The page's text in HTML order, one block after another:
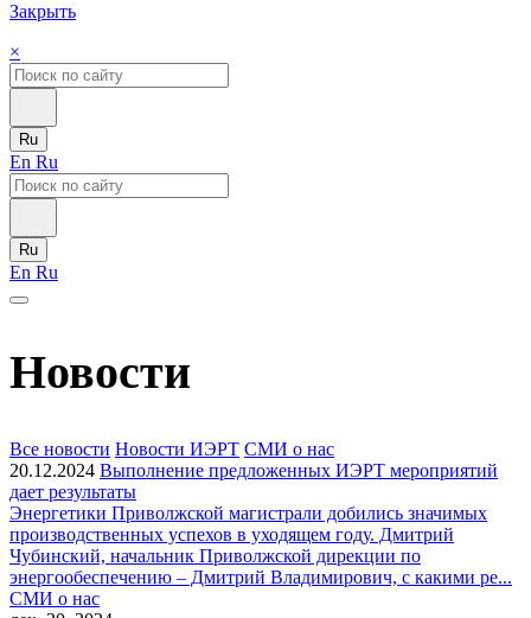
Закрыть
×
Ru
En Ru
Ru
En Ru
Новости
Все новости Новости ИЭРТ СМИ о нас
20.12.2024 Выполнение предложенных ИЭРТ мероприятий
дает результаты
Энергетики Приволжской магистрали добились значимых
производственных успехов в уходящем году. Дмитрий
Чубинский, начальник Приволжской дирекции по
энергообеспечению – Дмитрий Владимирович, с какими ре...
СМИ о нас